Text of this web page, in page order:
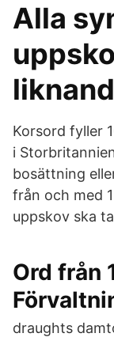
Alla
Korsord fyller
i
bosättning
från och med
uppskov ska
Ord från
draughts